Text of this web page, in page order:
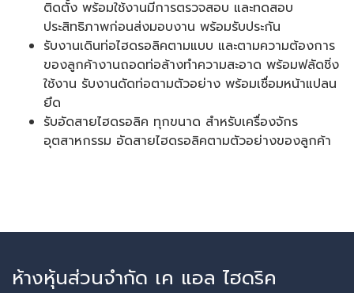
ติดตั้ง พร้อมใช้งานมีการตรวจสอบ และทดสอบ
ประสิทธิภาพก่อนส่งมอบงาน พร้อมรับประกัน
รับงานเดินท่อไฮดรอลิคตามแบบ และตามความต้องการ
ของลูกค้างานถอดท่อล้างทำความสะอาด พร้อมฟลัดชิ่ง
ใช้งาน รับงานดัดท่อตามตัวอย่าง พร้อมเชื่อมหน้าแปลน
ยึด
รับอัดสายไฮดรอลิค ทุกขนาด สำหรับเครื่องจักร
อุตสาหกรรม อัดสายไฮดรอลิคตามตัวอย่างของลูกค้า
ห้างหุ้นส่วนจำกัด เค แอล ไฮดริค